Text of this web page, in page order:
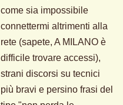
come sia impossibile
connettermi altrimenti alla
rete (sapete, A MILANO è
difficile trovare accessi),
strani discorsi su tecnici
più bravi e persino frasi del